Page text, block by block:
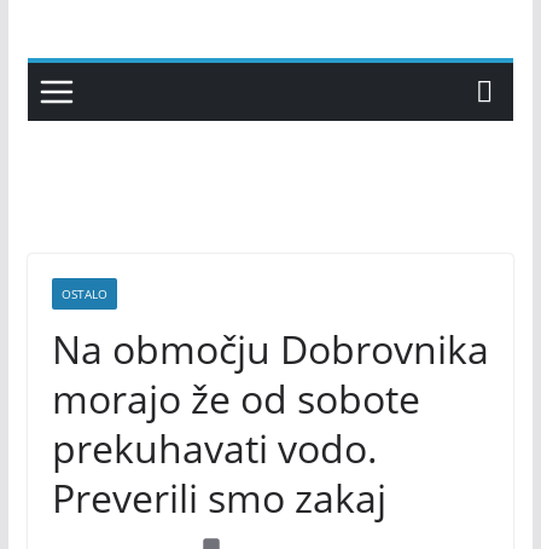
content
OSTALO
Na območju Dobrovnika
morajo že od sobote
prekuhavati vodo.
Preverili smo zakaj